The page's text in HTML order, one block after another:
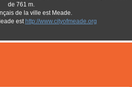
de 761 m.
de la ville est Meade.
est http://www.cityofmeade.org